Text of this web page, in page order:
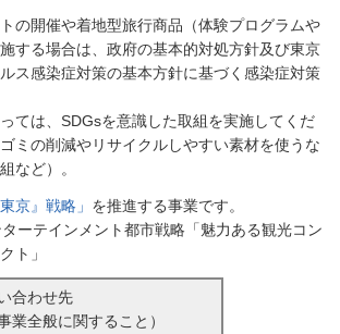
の開催や着地型旅行商品（体験プログラムや
する場合は、政府の基本的対処方針及び東京
ス感染症対策の基本方針に基づく感染症対策
ては、SDGsを意識した取組を実施してくだ
ミの削減やリサイクルしやすい素材を使うな
など）。
京』戦略」 を推進する事業です。
ーテインメント都市戦略「魅力ある観光コン
ト」
合わせ先
事業全般に関すること）